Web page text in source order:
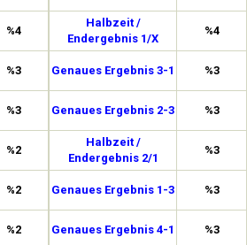
%4
%3
%3
%2
%2
%2
Halbzeit /
Endergebnis 1/X
%4
Genaues Ergebnis 3-1 %3
Genaues Ergebnis 2-3 %3
Halbzeit /
Endergebnis 2/1
%3
Genaues Ergebnis 1-3 %3
Genaues Ergebnis 4-1 %3